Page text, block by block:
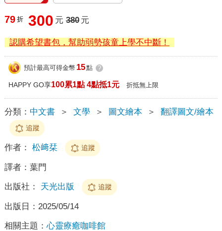
79 折 300 元 380 元
認購希望書包，幫助弱勢孩童上學不中斷！
預計最高可得金幣 15點 ?
HAPPY GO享100累1點 4點抵1元 折抵無上限
分類： 中文書 ＞ 文學 ＞ 圖文繪本 ＞ 翻譯圖文/繪本
追蹤
作者： 松﨑栞 追蹤
譯者： 葉門
出版社： 天光出版 追蹤
出版日： 2025/05/14
相關主題：心靈療癒咖啡館